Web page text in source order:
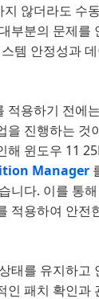
않더라도 수
부분의 문제를
템 안정성과
적용하기 전에
을 진행하는 것
해 윈도우 11
Manager
니다. 이를 통
적용하여 안전
태를 유지하고
인 패치 확인과